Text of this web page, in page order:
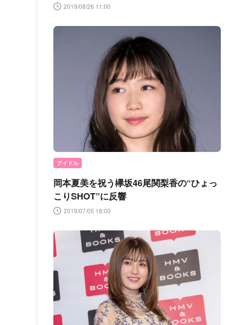
2019/08/26 11:00
アイドル
岡本夏美を祝う欅坂46尾関梨香の“ひょっ
こりSHOT”に反響
2019/07/05 18:00